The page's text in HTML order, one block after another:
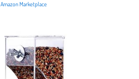
Amazon Marketplace